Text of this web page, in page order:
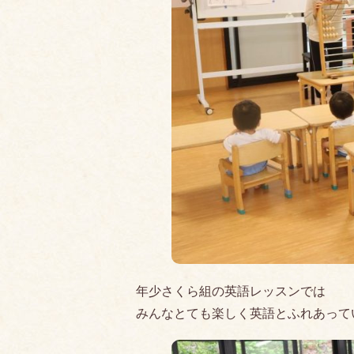
年少さくら組の英語レッスンでは
みんなとても楽しく英語とふれあっ